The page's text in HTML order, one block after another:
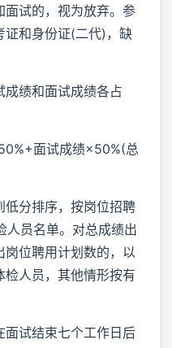
面试的，视为放弃。参
证和身份证(二代)，缺
绩和面试成绩各占
面试成绩×50%(总
低分排序，按岗位招聘
人员名单。对总成绩出
位聘用计划数的，以
人员，其他情形按有
面试结束七个工作日后